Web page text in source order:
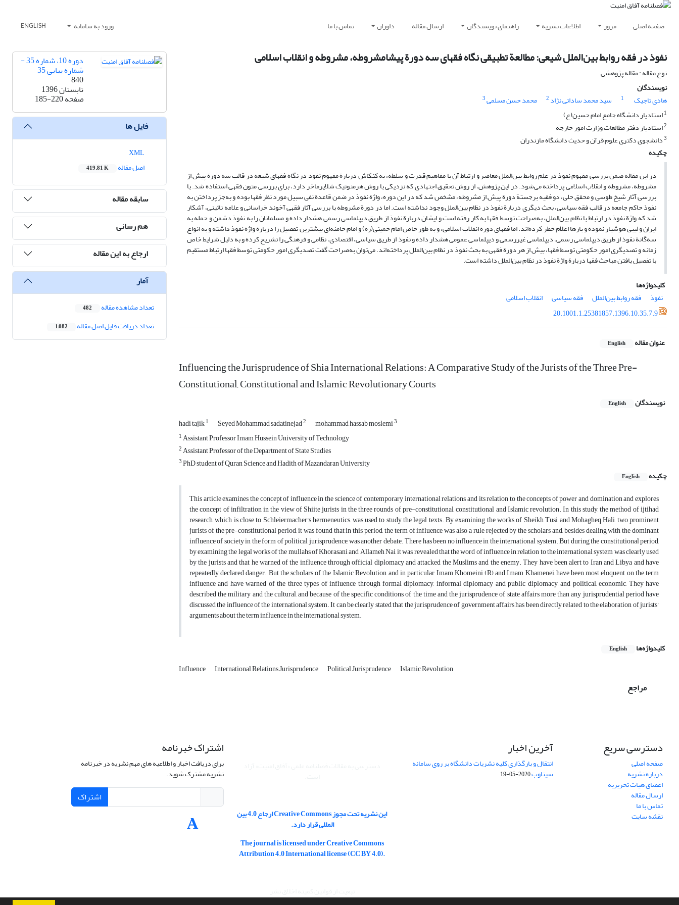
صفحه اصلی مرور اطلاعات نشریه راهنمای نویسندگان ارسال مقاله داوران تماس با ما ورود به سامانه ENGLISH
نفوذ در فقه روابط بین‌الملل شیعی: مطالعة تطبیقی نگاه فقهای سه دورة پیشامشروطه، مشروطه و انقلاب اسلامی
نوع مقاله : مقاله پژوهشی
نویسندگان
هادی تاجیک
1 سید محمد ساداتی نژاد 2 محمد حسن مسلمی3
1استادیار دانشگاه جامع امام حسین(ع)
2استادیار دفتر مطالعات وزارت امور خارجه
3دانشجوی دکتری علوم قرآن و حدیث دانشگاه مازندران
چکیده
در این مقاله ضمن بررسی مفهوم نفوذ در علم روابط بین‌الملل معاصر و ارتباط آن با مفاهیم قدرت و سلطه، به کنکاش دربارة مفهوم نفود در نگاه فقهای شیعه در قالب سه دورة پیش از
مشروطه، مشروطه و انقلاب اسلامی پرداخته می‌شود. در این پژوهش، از روش تحقیق اجتهادی که نزدیکی با روش هرمنوتیک شلایرماخر دارد، برای بررسی متون فقهی استفاده شد. با
بررسی آثار شیخ طوسی و محقق حلی، دو فقیه برجستة دورة پیش از مشروطه، مشخص شد که در این دوره، واژة نفوذ در ضمن قاعدة نفی سبیل مورد نظر فقها بوده و به‌جز پرداختن به
نفوذ حاکم جامعه در قالب فقه سیاسی، بحث دیگری دربارة نفوذ در نظام بین‌الملل وجود نداشته است. اما در دورة مشروطه با بررسی آثار فقهی آخوند خراسانی و علامه نائینی، آشکار
شد که واژة نفوذ در ارتباط با نظام بین‌الملل، به‌صراحت توسط فقها به کار رفته است و ایشان دربارة نفوذ از طریق دیپلماسی رسمی هشدار داده و مسلمانان را به نفوذ دشمن و حمله به
ایران و لیبی هوشیار نموده و بارها اعلام خطر کرده‌اند. اما فقهای دورة انقلاب اسلامی، و به طور خاص امام خمینی(ره) و امام خامنه‌ای بیشترین تفصیل را دربارة واژة نفوذ داشته و به انواع
سه‌گانة نفوذ از طریق دیپلماسی رسمی، دیپلماسی غیررسمی و دیپلماسی عمومی هشدار داده و نفوذ از طریق سیاسی، اقتصادی، نظامی و فرهنگی را تشریح کرده و به دلیل شرایط خاص
زمانه و تصدیگری امور حکومتی توسط فقها، بیش از هر دورة فقهی به بحث نفوذ در نظام بین‌الملل پرداخته‌اند. می‌توان به‌صراحت گفت تصدیگری امور حکومتی توسط فقها ارتباط مستقیم
با تفصیل یافتن مباحث فقها دربارة واژة نفوذ در نظام بین‌الملل داشته است.
کلیدواژه‌ها
نفوذ
فقه روابط بین‌الملل فقه سیاسی
انقلاب اسلامی
20.1001.1.25381857.1396.10.35.7.9
عنوان مقاله English
Influencing the Jurisprudence of Shia International Relations: A Comparative Study of the Jurists of the Three Pre-
Constitutional, Constitutional and Islamic Revolutionary Courts
نویسندگان English
hadi tajik1 Seyed Mohammad sadatinejad2 mohammad hassab moslemi3
1Assistant Professor Imam Hussein University of Technology
2Assistant Professor of the Department of State Studies
3PhD student of Quran Science and Hadith of Mazandaran University
چکیده
English
This article examines the concept of influence in the science of contemporary international relations and its relation to the concepts of power and domination and explores
the concept of infiltration in the view of Shiite jurists in the three rounds of pre-constitutional, constitutional and Islamic revolution. In this study, the method of ijtihad
research, which is close to Schleiermacher's hermeneutics, was used to study the legal texts. By examining the works of Sheikh Tusi and Mohagheq Hali, two prominent
jurists of the pre-constitutional period, it was found that in this period, the term of influence was also a rule rejected by the scholars and, besides dealing with the dominant
influence of society in the form of political jurisprudence, was another debate. There has been no influence in the international system. But during the constitutional period,
by examining the legal works of the mullahs of Khorasani and Allameh Nai, it was revealed that the word of influence in relation to the international system was clearly used
by the jurists and that he warned of the influence through official diplomacy and attacked the Muslims and the enemy. They have been alert to Iran and Libya and have
repeatedly declared danger. But the scholars of the Islamic Revolution, and in particular Imam Khomeini (R) and Imam Khamenei, have been most eloquent on the term
influence and have warned of the three types of influence through formal diplomacy, informal diplomacy and public diplomacy, and political, economic, They have
described the military and the cultural, and because of the specific conditions of the time and the jurisprudence of state affairs more than any jurisprudential period have
discussed the influence of the international system. It can be clearly stated that the jurisprudence of government affairs has been directly related to the elaboration of jurists'
arguments about the term influence in the international system.
کلیدواژه‌ها English
Influence International Relations Jurisprudence Political Jurisprudence Islamic Revolution
مراجع
دوره 10، شماره 35 -
شماره پیاپی 35
840
تابستان 1396
صفحه185-220
فایل ها
اصل مقاله
419.81 K
سابقه مقاله
هم رسانی
ارجاع به این مقاله
آمار
تعداد مشاهده مقاله 482
تعداد دریافت فایل اصل مقاله 1,082
دسترسی سریع
صفحه اصلی
درباره نشریه
اعضای هیات تحریریه
ارسال مقاله
تماس با ما
نقشه سایت
آخرین اخبار
انتقال و بارگذاری کلیه نشریات دانشگاه بر روی سامانه
سیناوب2020-05-19
این نشریه تحت مجوز Creative Commons ارجاع 4.0 بین
المللی قرار دارد.
The journal is licensed under Creative Commons
Attribution 4.0 International license (CC BY 4.0).
اشتراک خبرنامه
برای دریافت اخبار و اطلاعیه های مهم نشریه در خبرنامه
نشریه مشترک شوید.
اشتراک